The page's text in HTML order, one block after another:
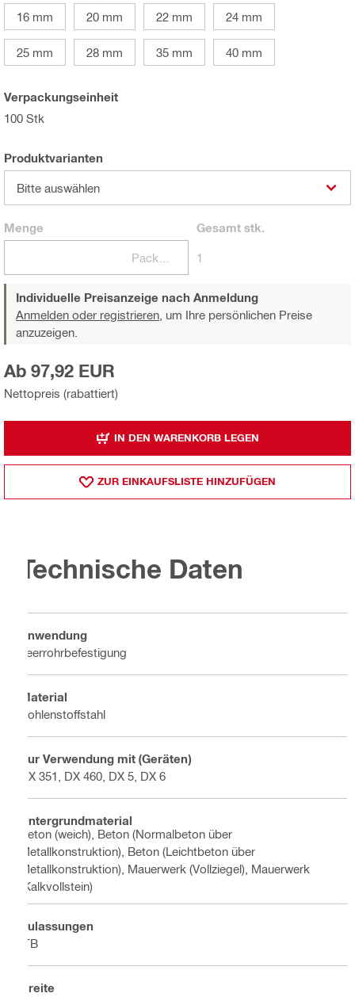
16 mm
20 mm 22 mm 24 mm
25 mm 28 mm 35 mm 40 mm
Verpackungseinheit
100 Stk
Produktvarianten
Bitte auswählen
Menge Gesamtstk.
1
Individuelle Preisanzeige nach Anmeldung
Anmelden oder registrieren, um Ihre persönlichen Preise
anzuzeigen.
Nettopreis (rabattiert)
Ab 97,92 EUR
IN DEN WARENKORB LEGEN
ZUR EINKAUFSLISTE HINZUFÜGEN
Technische Daten
Anwendung
Leerrohrbefestigung
Material
Kohlenstoffstahl
Zur Verwendung mit (Geräten)
DX 351, DX 460, DX 5, DX 6
Untergrundmaterial
Beton (weich), Beton (Normalbeton über
Metallkonstruktion), Beton (Leichtbeton über
Metallkonstruktion), Mauerwerk (Vollziegel), Mauerwerk
(Kalkvollstein)
Zulassungen
ITB
Breite